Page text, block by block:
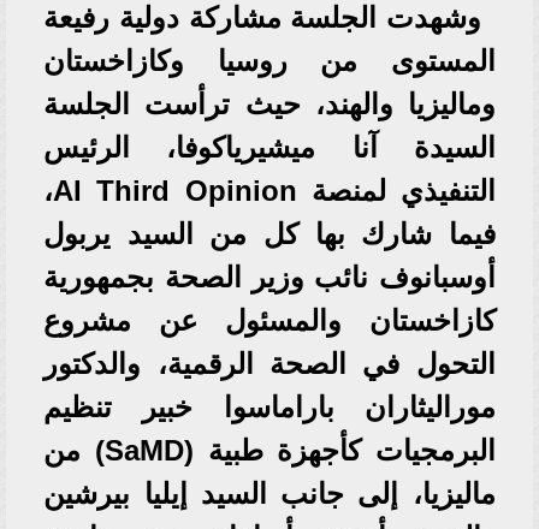
وشهدت الجلسة مشاركة دولية رفيعة
المستوى من روسيا وكازاخستان
وماليزيا والهند، حيث ترأست الجلسة
السيدة آنا ميشيرياكوفا، الرئيس
التنفيذي لمنصة AI Third Opinion،
فيما شارك بها كل من السيد يربول
أوسبانوف نائب وزير الصحة بجمهورية
كازاخستان والمسئول عن مشروع
التحول في الصحة الرقمية، والدكتور
موراليثاران باراماسوا خبير تنظيم
البرمجيات كأجهزة طبية (SaMD) من
ماليزيا، إلى جانب السيد إيليا بيرشين